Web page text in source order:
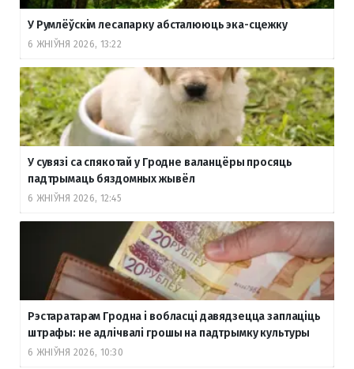
У Румлёўскім лесапарку абсталююць эка-сцежку
6 ЖНІЎНЯ 2026, 13:22
У сувязі са спякотай у Гродне валанцёры просяць
падтрымаць бяздомных жывёл
6 ЖНІЎНЯ 2026, 12:45
Рэстаратарам Гродна і вобласці давядзецца заплаціць
штрафы: не адлічвалі грошы на падтрымку культуры
6 ЖНІЎНЯ 2026, 10:30